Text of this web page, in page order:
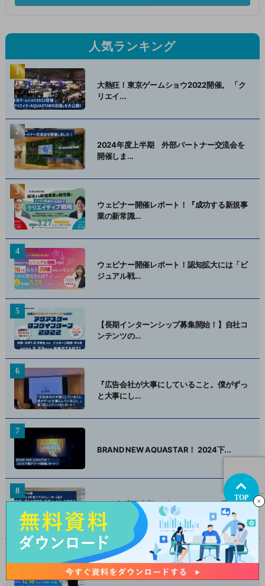
人気ランキング
大熱狂！東京ゲームショウ2022開催。 「ク
リエイ...
2024年度上半期 外部パートナー交流会を
開催しま...
ウェビナー開催レポート！『成功する新規事
業の新常識...
ウェビナー開催レポート！認知拡大には「ビ
ジュアル戦...
【長期インターンシップ募集開始！】自社コ
ンテンツの...
『広告会社が大事にしていること。僕がずっ
と大事にし...
BRAND NEW AQUASTAR！ 2024下...
2024年度下半期 ゲーム・アニメIP系イラ
ストレ...
ウェビナー開催レポート！『28卒採用成功の
カギ～“...
TOP